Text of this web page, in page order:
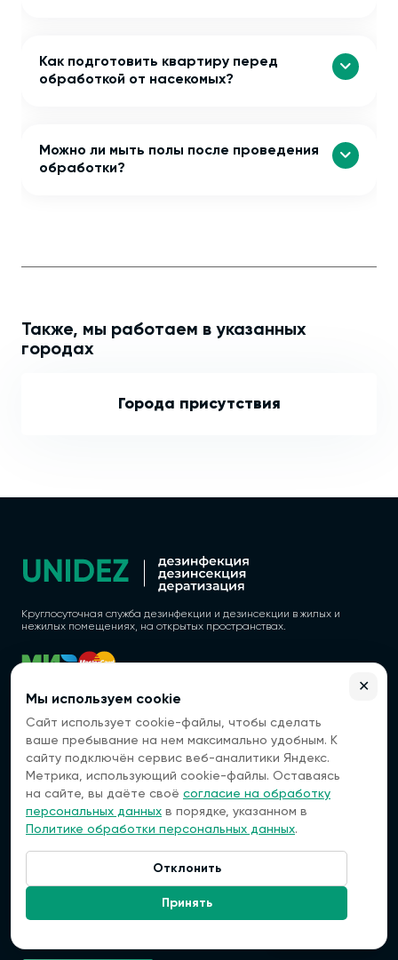
Связаться:
Как подготовить квартиру перед
обработкой от насекомых?
Можно ли мыть полы после проведения
обработки?
Также, мы работаем в указанных
городах
Города присутствия
Круглосуточная служба дезинфекции и дезинсекции в жилых и
нежилых помещениях, на открытых пространствах.
Политика конфиденциальности
Согласие на обработку персональных данных
ООО "ВЭБГЕТ"
ОГРН 1177154022760
ИНН 7118021632
КПП 711801001
Регистрационный номер лицензии: 77.01.13.003.Л.000059.02.25 (ЕРУЛ
№ Л064-00111-77/01845104) от 07.02.2025
692756, Артем, улица Фрунзе,
Контакты
Мы используем cookie
Сайт использует cookie-файлы, чтобы сделать
ваше пребывание на нем максимально удобным. К
сайту подключён сервис веб-аналитики Яндекс.
Метрика, использующий cookie-файлы. Оставаясь
на сайте, вы даёте своё согласие на обработку
персональных данных в порядке, указанном в
Политике обработки персональных данных.
Отклонить
Принять
✕